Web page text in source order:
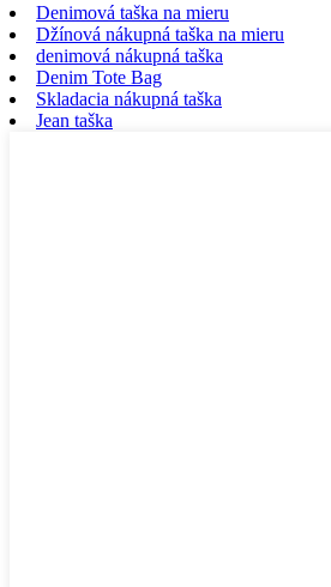
Denimová taška na mieru
Džínová nákupná taška na mieru
denimová nákupná taška
Denim Tote Bag
Skladacia nákupná taška
Jean taška